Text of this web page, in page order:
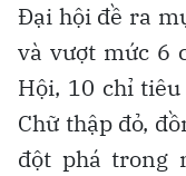
Đại hội đề ra
và vượt mức 6
Hội, 10 chỉ
Chữ thập đỏ,
đột phá trong